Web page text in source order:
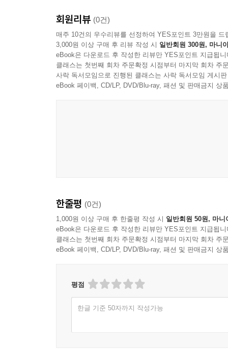
- 세계시 네트워크를 향하여
세계시민기구(WCO)의 대표이자 유엔 한국협회
초점을 맞춰야 비로소 곽영훈이 어떤 인물인지 알
『한강의 기적 그 꿈의 대장정』은 곽영훈 박사
기적’이라 불리는 대한민국의 고속 성장을 견인
각종 설계도와 사진 자료 40여 점도 이 책에 담겼다.
이야기했다. 고대 유럽에서 ‘archi(으뜸)’와
박사가 동료 건축가들에게 이와 같은 찬사를 받는
-사람: 도시설계에 인문 정신을 더할 것
도시 자체가 문명입니다.”
도시를 ‘문명을 담는 그릇’이라고 생각하는 곽
회원리뷰 (0건)
매주 10건의 우수리뷰를 선정하여 YES포인트 3만원을 드
3,000원 이상 구매 후 리뷰 작성 시 일반회원 300원, 마니
eBook은 다운로드 후 작성한 리뷰만 YES포인트 지급됩니
클래스는 첫번째 회차 주문확정 시점부터 마지막 회차 주
사락 독서모임으로 진행된 클래스는 사락 독서모임 게시
eBook 페이백, CD/LP, DVD/Blu-ray, 패션 및 판매금지 상
한줄평 (0건)
1,000원 이상 구매 후 한줄평 작성 시 일반회원 50원, 마니
eBook은 다운로드 후 작성한 리뷰만 YES포인트 지급됩니
클래스는 첫번째 회차 주문확정 시점부터 마지막 회차 주
eBook 페이백, CD/LP, DVD/Blu-ray, 패션 및 판매금지 상
평점
한글 기준 50자까지 작성가능